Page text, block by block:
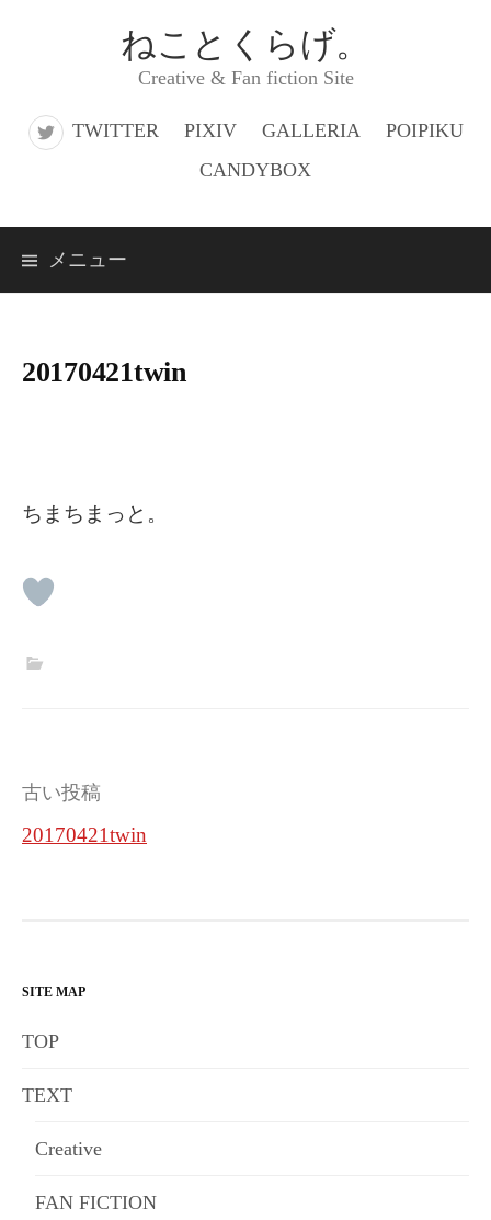
ス
ねことくらげ。
Creative & Fan fiction Site
TWITTER PIXIV GALLERIA
POIPIKU
CANDYBOX
メニュー
20170421twin
ちまちまっと。
投
稿
ー
シ
ン
古い投稿
20170421twin
SITE MAP
TOP
TEXT
Creative
FAN FICTION